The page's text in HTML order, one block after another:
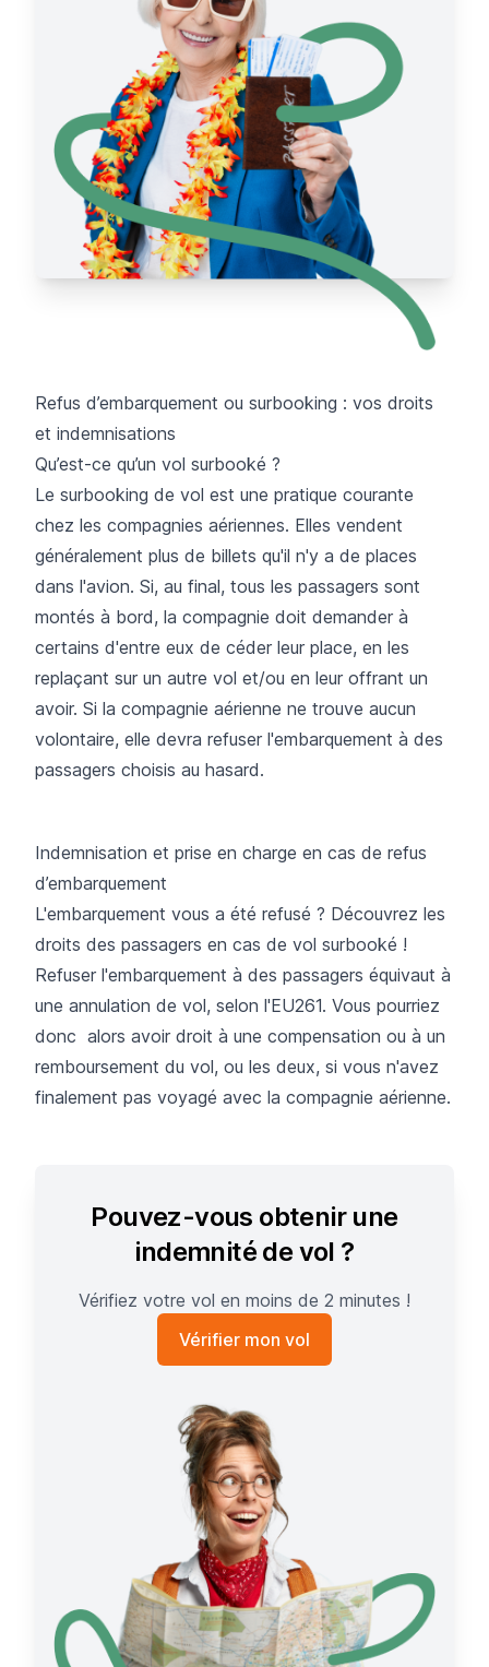
Refus d’embarquement ou surbooking : vos droits
et indemnisations
Qu’est-ce qu’un vol surbooké ?
Le surbooking de vol est une pratique courante
chez les compagnies aériennes. Elles vendent
généralement plus de billets qu'il n'y a de places
dans l'avion. Si, au final, tous les passagers sont
montés à bord, la compagnie doit demander à
certains d'entre eux de céder leur place, en les
replaçant sur un autre vol et/ou en leur offrant un
avoir. Si la compagnie aérienne ne trouve aucun
volontaire, elle devra refuser l'embarquement à des
passagers choisis au hasard.
Indemnisation et prise en charge en cas de refus
d’embarquement
L'embarquement vous a été refusé ? Découvrez les
droits des passagers en cas de vol surbooké !
Refuser l'embarquement à des passagers équivaut à
une annulation de vol, selon l'EU261. Vous pourriez
donc alors avoir droit à une compensation ou à un
remboursement du vol, ou les deux, si vous n'avez
finalement pas voyagé avec la compagnie aérienne.
Pouvez-vous obtenir une
indemnité de vol ?
Vérifiez votre vol en moins de 2 minutes !
Vérifier mon vol